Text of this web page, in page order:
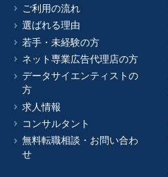
ご利用の流れ
選ばれる理由
若手・未経験の方
ネット専業広告代理店の方
データサイエンティストの
方
求人情報
コンサルタント
無料転職相談・お問い合わ
せ